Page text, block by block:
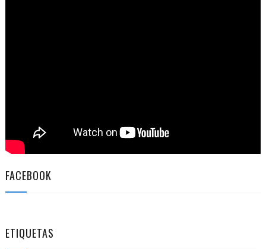
FACEBOOK
ETIQUETAS